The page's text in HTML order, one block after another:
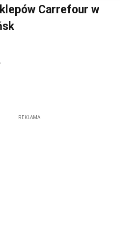
Carrefour w
REKLAMA